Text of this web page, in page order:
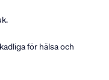
för hälsa och